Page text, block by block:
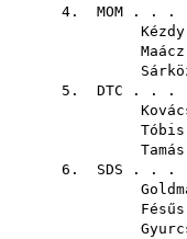
4. MOM . . .
5. DTC . . .
6. SDS . . .